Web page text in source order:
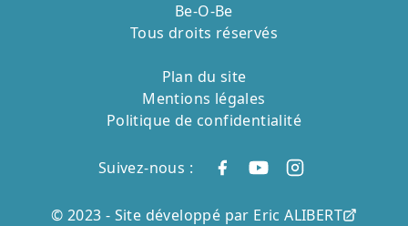
Be-O-Be
Tous droits réservés
Plan du site
Mentions légales
Politique de confidentialité
Suivez-nous :
© 2023 - Site développé par Eric ALIBERT